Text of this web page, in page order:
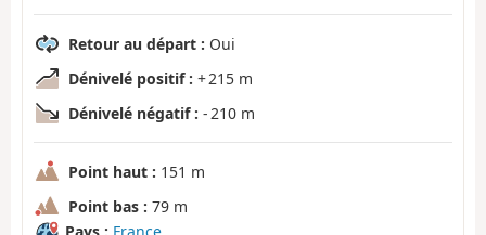
Retour au départ : Oui
Dénivelé positif : + 215 m
Dénivelé négatif : - 210 m
Point haut : 151 m
Point bas : 79 m